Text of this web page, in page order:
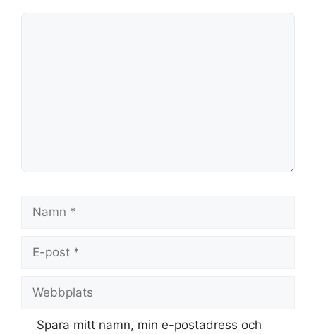
Kommentar
post
Spara mitt namn, min e-postadress och